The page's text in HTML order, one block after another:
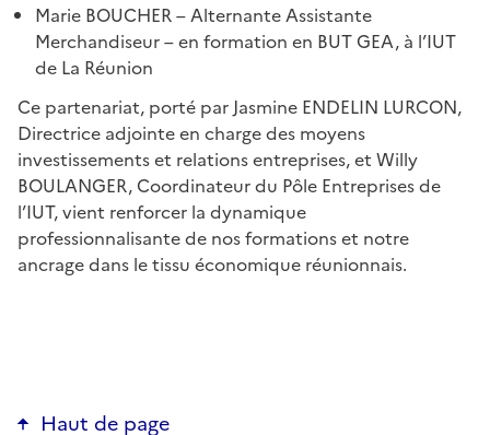
Marie BOUCHER – Alternante Assistante
Merchandiseur – en formation en BUT GEA, à l’IUT
de La Réunion
Ce partenariat, porté par Jasmine ENDELIN LURCON,
Directrice adjointe en charge des moyens
investissements et relations entreprises, et Willy
BOULANGER, Coordinateur du Pôle Entreprises de
l’IUT, vient renforcer la dynamique
professionnalisante de nos formations et notre
ancrage dans le tissu économique réunionnais.
Haut de page